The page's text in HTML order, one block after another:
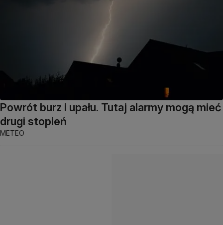
Powrót burz i upału. Tutaj alarmy mogą mieć
drugi stopień
METEO